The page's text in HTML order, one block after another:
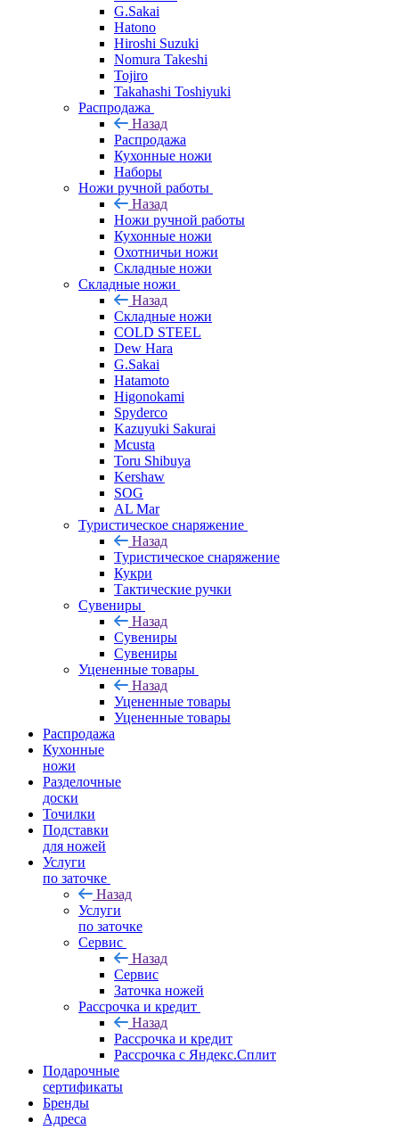
G.Sakai
Hatono
Hiroshi Suzuki
Nomura Takeshi
Tojiro
Takahashi Toshiyuki
Распродажа
Назад
Распродажа
Кухонные ножи
Наборы
Ножи ручной работы
Назад
Ножи ручной работы
Кухонные ножи
Охотничьи ножи
Складные ножи
Складные ножи
Назад
Складные ножи
COLD STEEL
Dew Hara
G.Sakai
Hatamoto
Higonokami
Spyderco
Kazuyuki Sakurai
Mcusta
Toru Shibuya
Kershaw
SOG
AL Mar
Туристическое снаряжение
Назад
Туристическое снаряжение
Кукри
Тактические ручки
Сувениры
Назад
Сувениры
Сувениры
Уцененные товары
Назад
Уцененные товары
Уцененные товары
Распродажа
Кухонные
ножи
Разделочные
доски
Точилки
Подставки
для ножей
Услуги
по заточке
Назад
Услуги
по заточке
Сервис
Назад
Сервис
Заточка ножей
Рассрочка и кредит
Назад
Рассрочка и кредит
Рассрочка с Яндекс.Сплит
Подарочные
сертификаты
Бренды
Адреса